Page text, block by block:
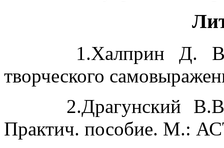
1.Халприн Д.
творческого
2.Драгунский В.В.
Практич. пособие. М.: